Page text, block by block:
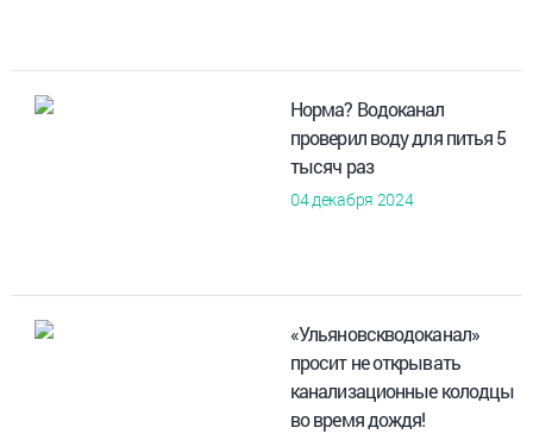
Норма? Водоканал
проверил воду для питья 5
тысяч раз
04 декабря 2024
«Ульяновскводоканал»
просит не открывать
канализационные колодцы
во время дождя!